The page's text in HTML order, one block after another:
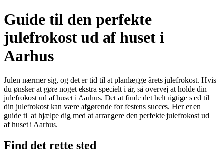
Guide til den perfekte
julefrokost ud af huset i
Aarhus
Julen nærmer sig, og det er tid til at planlægge årets julefrokost. Hvis
du ønsker at gøre noget ekstra specielt i år, så overvej at holde din
julefrokost ud af huset i Aarhus. Det at finde det helt rigtige sted til
din julefrokost kan være afgørende for festens succes. Her er en
guide til at hjælpe dig med at arrangere den perfekte julefrokost ud
af huset i Aarhus.
Find det rette sted